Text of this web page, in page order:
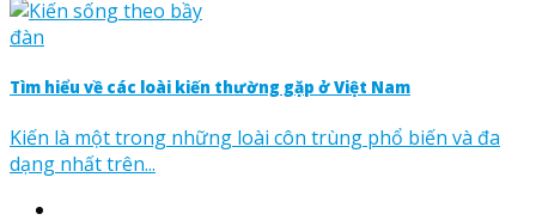
Tìm hiểu về các loài kiến thường gặp ở Việt Nam
Kiến là một trong những loài côn trùng phổ biến và đa
dạng nhất trên...